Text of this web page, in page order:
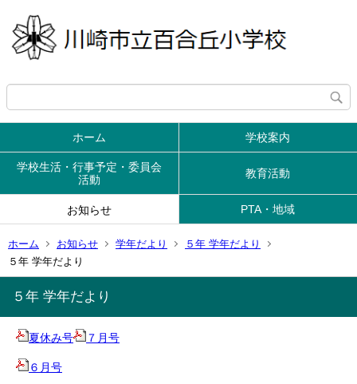
ホーム 学校案内
学校生活・行事予定・委員会
活動
教育活動
お知らせ PTA・地域
ホーム お知らせ 学年だより
５年 学年だより
５年 学年だより
５年 学年だより
夏休み号 ７月号
６月号